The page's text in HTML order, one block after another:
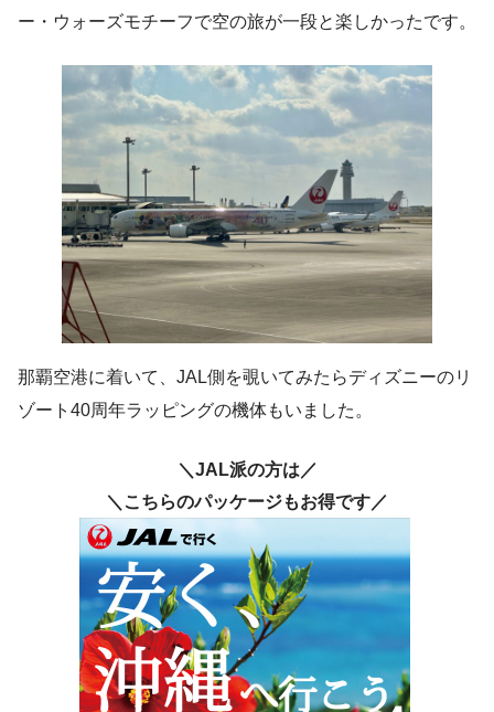
ー・ウォーズモチーフで空の旅が一段と楽しかったです。
那覇空港に着いて、JAL側を覗いてみたらディズニーのリ
ゾート40周年ラッピングの機体もいました。
＼JAL派の方は／
＼こちらのパッケージもお得です／